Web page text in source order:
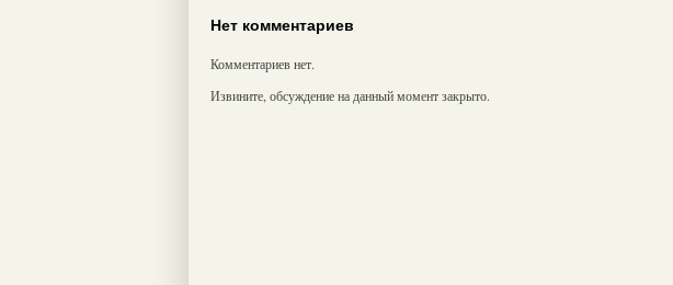
Нет комментариев
Комментариев нет.
Извините, обсуждение на данный момент закрыто.